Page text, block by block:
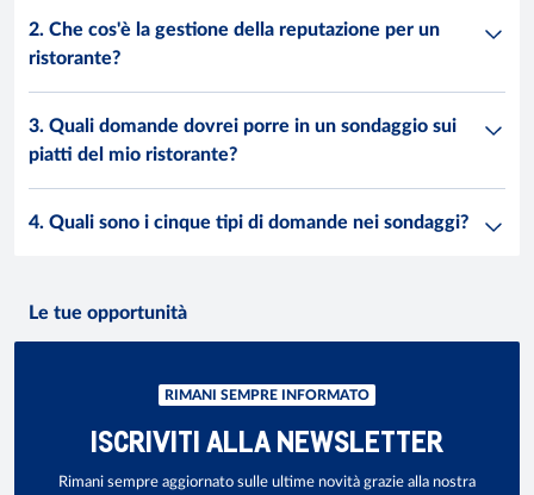
2. Che cos'è la gestione della reputazione per un
ristorante?
3. Quali domande dovrei porre in un sondaggio sui
piatti del mio ristorante?
4. Quali sono i cinque tipi di domande nei sondaggi?
Le tue opportunità
RIMANI SEMPRE INFORMATO
ISCRIVITI ALLA NEWSLETTER
Rimani sempre aggiornato sulle ultime novità grazie alla nostra